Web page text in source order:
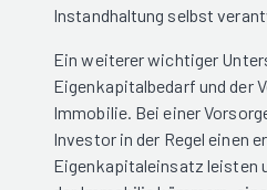
Instandhaltung selbst
Ein weiterer wichtiger
Eigenkapitalbedarf und der
Immobilie. Bei einer
Investor in der Regel einen
Eigenkapitaleinsatz leisten